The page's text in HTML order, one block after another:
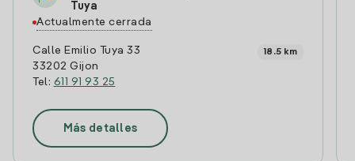
Tuya
Actualmente cerrada
Calle Emilio Tuya 33
33202 Gijon
Tel: 611 91 93 25
18.5 km
Más detalles